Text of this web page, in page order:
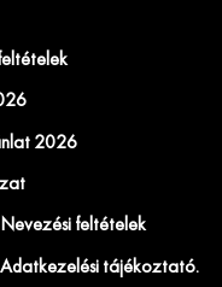
2026
Nevezési feltételek
Adatkezelési tájékoztató.